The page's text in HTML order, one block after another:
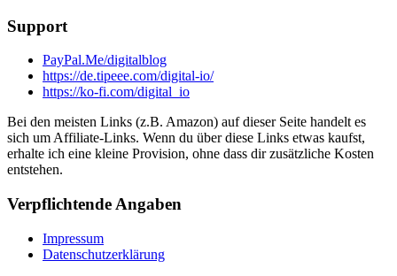
Support
PayPal.Me/digitalblog
https://de.tipeee.com/digital-io/
https://ko-fi.com/digital_io
Bei den meisten Links (z.B. Amazon) auf dieser Seite handelt es
sich um Affiliate-Links. Wenn du über diese Links etwas kaufst,
erhalte ich eine kleine Provision, ohne dass dir zusätzliche Kosten
entstehen.
Verpflichtende Angaben
Impressum
Datenschutzerklärung